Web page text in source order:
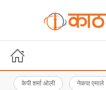
केपी शर्मा ओली नेकपा एमाले